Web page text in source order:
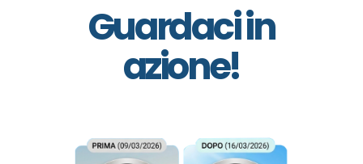
Guardaci in
azione!